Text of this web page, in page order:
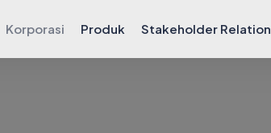
Korporasi Produk Stakeholder Relation